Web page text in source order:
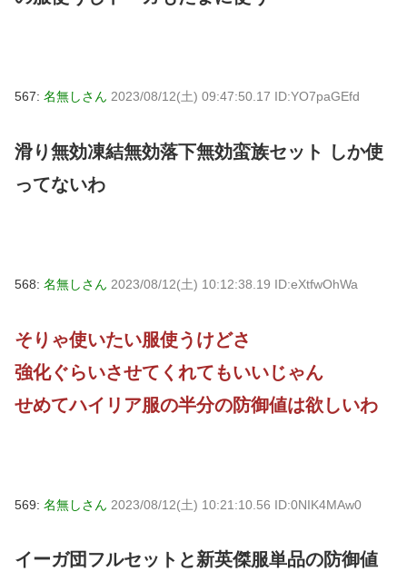
567: 名無しさん 2023/08/12(土) 09:47:50.17 ID:YO7paGEfd
滑り無効凍結無効落下無効蛮族セット しか使
ってないわ
568: 名無しさん 2023/08/12(土) 10:12:38.19 ID:eXtfwOhWa
そりゃ使いたい服使うけどさ
強化ぐらいさせてくれてもいいじゃん
せめてハイリア服の半分の防御値は欲しいわ
569: 名無しさん 2023/08/12(土) 10:21:10.56 ID:0NIK4MAw0
イーガ団フルセットと新英傑服単品の防御値